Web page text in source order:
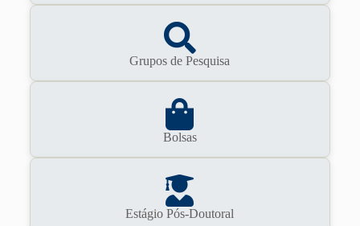
Grupos de Pesquisa
Bolsas
Estágio Pós-Doutoral